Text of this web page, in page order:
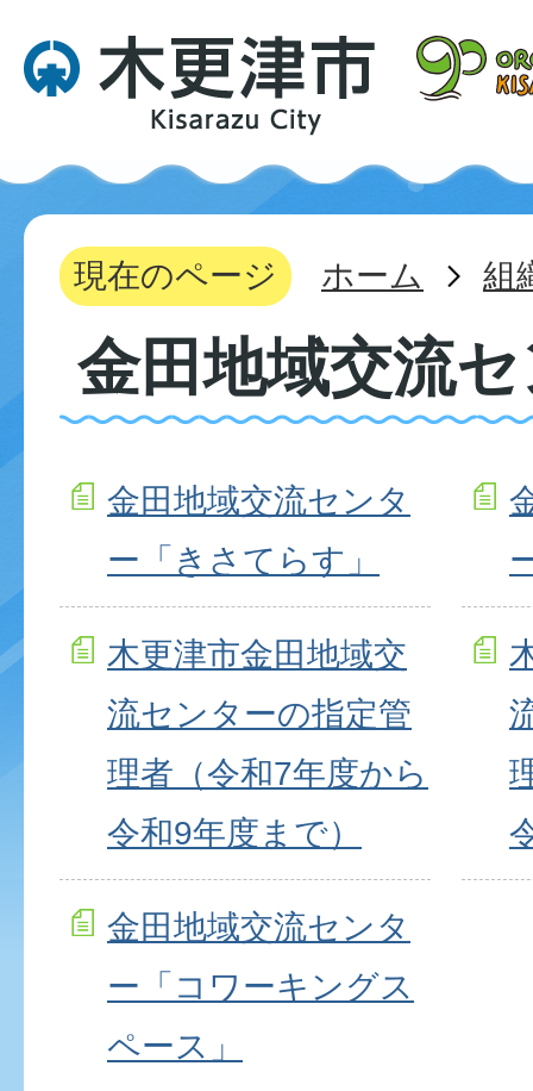
現在のページ ホーム 組
金田地域交流
金田地域交流センタ
ー「きさてらす」
木更津市金田地域交
流センターの指定管
理者（令和7年度から
令和9年度まで）
金田地域交流センタ
ー「コワーキングス
ペース」